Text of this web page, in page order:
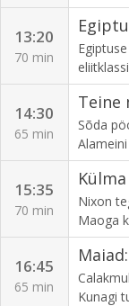
13:20
70 min
jumala
14:30
65 min
Teine
Sõda
enda
ja
15:35
70 min
Nixon
Maoga
aastaid
16:45
65 min
Kunagi